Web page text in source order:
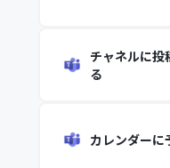
チャネルに投
る
カレンダーに